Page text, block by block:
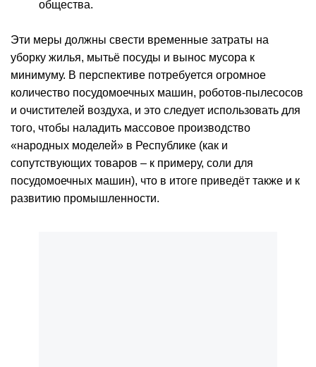
общества.
Эти меры должны свести временные затраты на
уборку жилья, мытьё посуды и вынос мусора к
минимуму. В перспективе потребуется огромное
количество посудомоечных машин, роботов-пылесосов
и очистителей воздуха, и это следует использовать для
того, чтобы наладить массовое производство
«народных моделей» в Республике (как и
сопутствующих товаров – к примеру, соли для
посудомоечных машин), что в итоге приведёт также и к
развитию промышленности.